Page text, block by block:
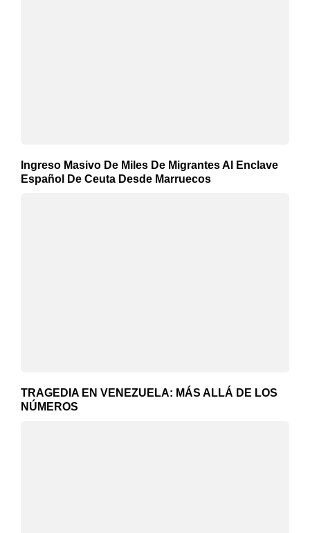
Ingreso Masivo De Miles De Migrantes Al Enclave
Español De Ceuta Desde Marruecos
TRAGEDIA EN VENEZUELA: MÁS ALLÁ DE LOS
NÚMEROS